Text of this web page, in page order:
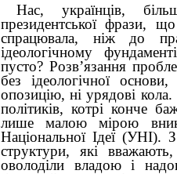
Нас, українців,
президентської фрази,
спрацювала, ніж до
ідеологічному
пусто? Розв’язання
без ідеологічної
опозицію, ні урядові
політиків, котрі конче
лише малою мірою
Національної Ідеї (УНІ).
структури, які
оволоділи владою і